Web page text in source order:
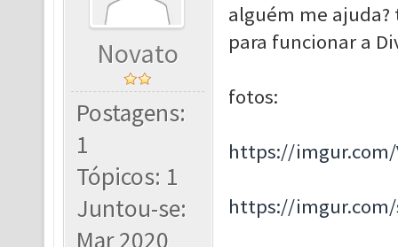
Novato
Postagens:
1
Tópicos: 1
Juntou-se:
Mar 2020
alguém me
para funcionar a
fotos:
https://imgur.com/
https://